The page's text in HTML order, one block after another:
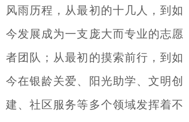
风雨历程，从最初的十几 人 ， 到如
今发展成为一支 庞大而专业的志愿
者团队 ；从最初的摸索前行，到如
今在银龄关爱、 阳光助学、 文明创
建、社区服务等多个领域发挥着不